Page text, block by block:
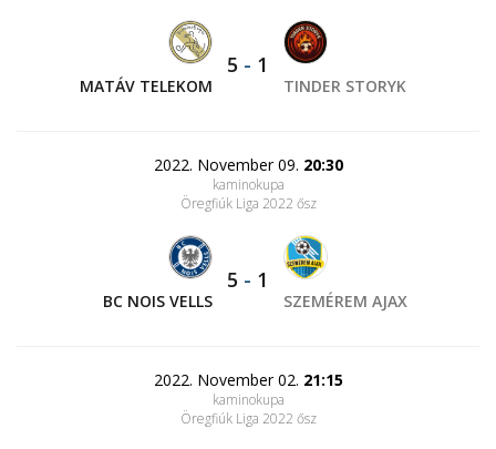
MATÁV TELEKOM
5 - 1
TINDER STORYK
2022. November 09. 20:30
kaminokupa
Öregfiúk Liga 2022 ősz
BC NOIS VELLS
5 - 1
SZEMÉREM AJAX
2022. November 02. 21:15
kaminokupa
Öregfiúk Liga 2022 ősz